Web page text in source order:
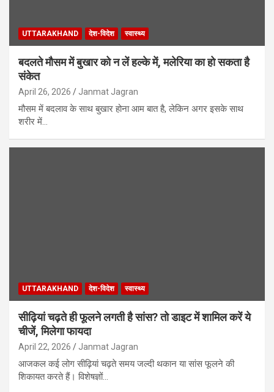
UTTARAKHAND देश-विदेश स्वास्थ्य
बदलते मौसम में बुखार को न लें हल्के में, मलेरिया का हो सकता है
संकेत
April 26, 2026 Janmat Jagran
मौसम में बदलाव के साथ बुखार होना आम बात है, लेकिन अगर इसके साथ
शरीर में…
UTTARAKHAND देश-विदेश स्वास्थ्य
सीढ़ियां चढ़ते ही फूलने लगती है सांस? तो डाइट में शामिल करें ये
चीजें, मिलेगा फायदा
April 22, 2026 Janmat Jagran
आजकल कई लोग सीढ़ियां चढ़ते समय जल्दी थकान या सांस फूलने की
शिकायत करते हैं। विशेषज्ञों…